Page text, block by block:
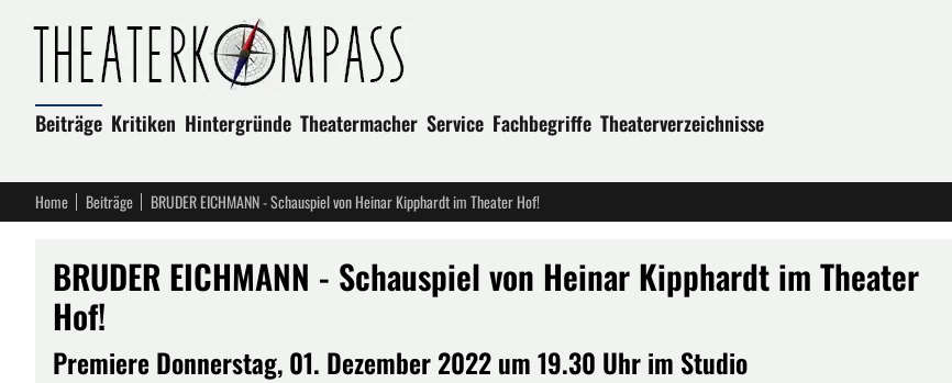
Beiträge Kritiken Hintergründe Theatermacher Service Fachbegriffe Theaterverzeichnisse
Home Beiträge BRUDER EICHMANN - Schauspiel von Heinar Kipphardt im Theater Hof!
BRUDER EICHMANN - Schauspiel von Heinar Kipphardt im Theater
Hof!
Premiere Donnerstag, 01. Dezember 2022 um 19.30 Uhr im Studio